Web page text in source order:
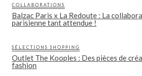
COLLABORATIONS
Balzac Paris x La Redoute : La
parisienne tant attendue !
SÉLECTIONS SHOPPING
Outlet The Kooples : Des pièces de
fashion